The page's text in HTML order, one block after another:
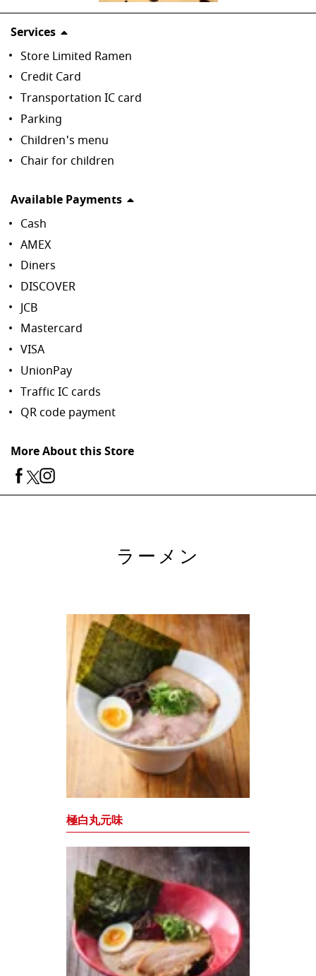
Services
Store Limited Ramen
Credit Card
Transportation IC card
Parking
Children's menu
Chair for children
Available Payments
Cash
AMEX
Diners
DISCOVER
JCB
Mastercard
VISA
UnionPay
Traffic IC cards
QR code payment
More About this Store
ラーメン
極白丸元味